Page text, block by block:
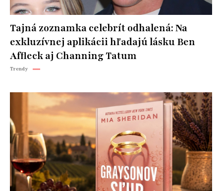
Tajná zoznamka celebrít odhalená: Na
exkluzívnej aplikácii hľadajú lásku Ben
Affleck aj Channing Tatum
Trendy